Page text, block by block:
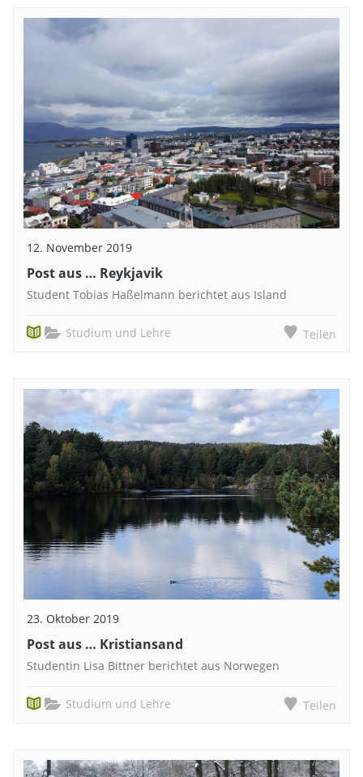
12. November 2019
Post aus … Reykjavik
Student Tobias Haßelmann berichtet aus Island
Studium und Lehre Teilen
23. Oktober 2019
Post aus … Kristiansand
Studentin Lisa Bittner berichtet aus Norwegen
Studium und Lehre Teilen